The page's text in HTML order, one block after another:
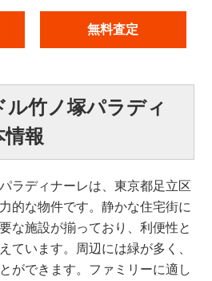
無料査定
竹ノ塚パラディ
報
ラディナーレは、東京都足立区
的な物件です。静かな住宅街に
な施設が揃っており、利便性と
ています。周辺には緑が多く、
ができます。ファミリーに適し